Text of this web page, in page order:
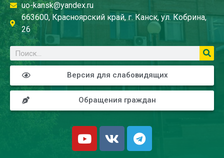
uo-kansk@yandex.ru
663600, Красноярский край, г. Канск, ул. Кобрина,
26
Версия для слабовидящих
Обращения граждан